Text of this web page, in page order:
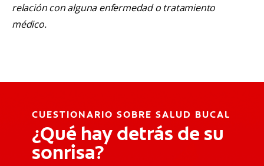
relación con alguna enfermedad o tratamiento
médico.
CUESTIONARIO SOBRE SALUD BUCAL
¿Qué hay detrás de su
sonrisa?